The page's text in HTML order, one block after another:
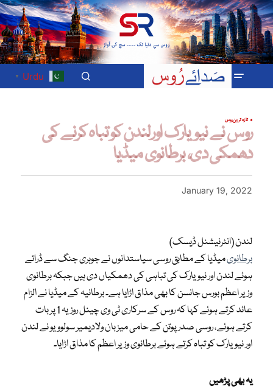
Urdu
▼
تازہ ترینروس
روس نے نیویارک اورلندن کو تباہ کرنے کی
دھمکی دی، برطانوی میڈیا
January 19, 2022
لندن (انٹرنیشنل ڈیسک)
برطانویمیڈیا کے مطابق روسی سیاستدانوں نے جوہری جنگ سے ڈراتے
ہوئے لندن اور نیویارک کی تباہی کی دھمکیاں دی ہیں جبکہ برطانوی
وزیر اعظم بورس جانسن کا بھی مذاق اڑایا ہے۔ برطانیہ کے میڈیا نے الزام
عائد کرتے ہوئے کہا کہ روس کے سرکاری ٹی وی چینل روزیہ 1 پر بات
کرتے ہوئے، روسی صدر پوتن کے حامی میزبان ولادیمیر سولوویو نے لندن
اور نیویارک کو تباہ کرتے ہوئے برطانوی وزیر اعظم کا مذاق اڑایا۔
یہ بھی پڑھیں